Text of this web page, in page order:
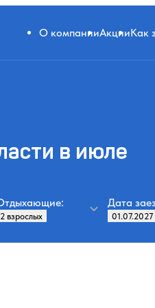
О компанииАкцииКак
в июле
Дата